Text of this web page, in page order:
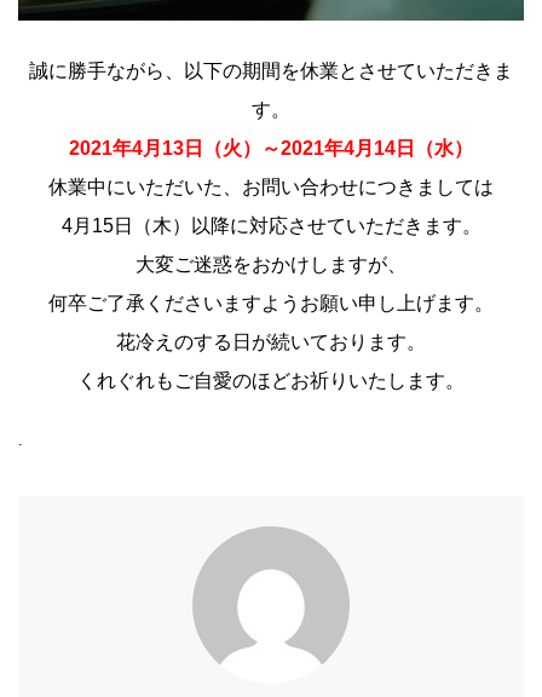
誠に勝手ながら、以下の期間を休業とさせていただきま
す。
2021年4月13日（火）～2021年4月14日（水）
休業中にいただいた、お問い合わせにつきましては
4月15日（木）以降に対応させていただきます。
大変ご迷惑をおかけしますが、
何卒ご了承くださいますようお願い申し上げます。
花冷えのする日が続いております。
くれぐれもご自愛のほどお祈りいたします。